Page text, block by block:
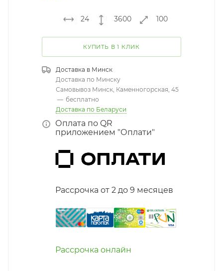
24 3600 100
КУПИТЬ В 1 КЛИК
Доставка в Минск
Доставка по Минску
Самовывоз Минск, Каменногорская, 45
— бесплатно
Доставка по Беларуси
Оплата по QR
приложением "Оплати"
Рассрочка от 2 до 9 месяцев
Рассрочка онлайн